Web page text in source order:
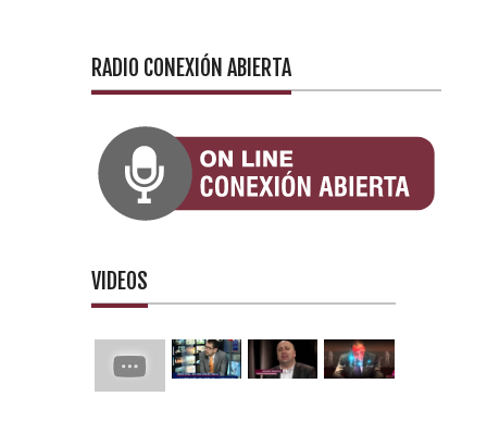
RADIO CONEXIÓN ABIERTA
VIDEOS